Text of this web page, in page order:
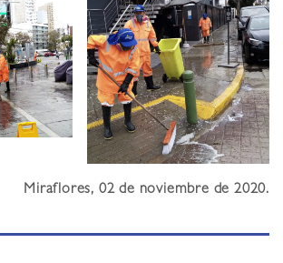
Miraflores, 02 de noviembre de 2020.